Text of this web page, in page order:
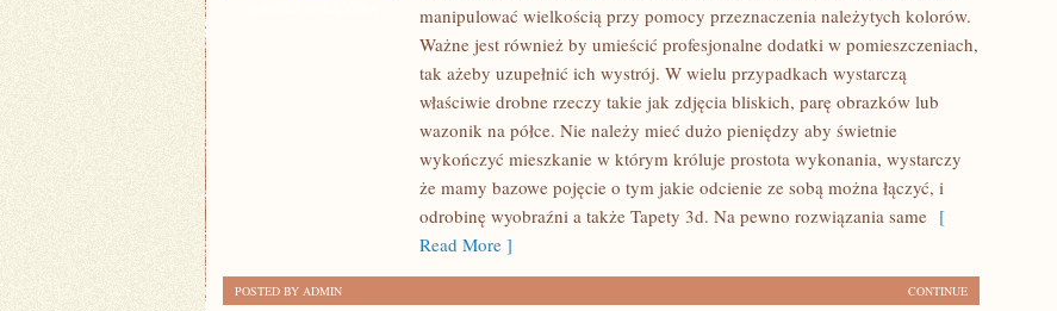
NIEZWYKLE
MAŁYCH
POWIERZCHNIACH
WOLNO
UMIEŚCIĆ
MIARODAJNE
manipulować wielkością przy pomocy przeznaczenia należytych kolorów.
Ważne jest również by umieścić profesjonalne dodatki w pomieszczeniach,
tak ażeby uzupełnić ich wystrój. W wielu przypadkach wystarczą
właściwie drobne rzeczy takie jak zdjęcia bliskich, parę obrazków lub
wazonik na półce. Nie należy mieć dużo pieniędzy aby świetnie
wykończyć mieszkanie w którym króluje prostota wykonania, wystarczy
że mamy bazowe pojęcie o tym jakie odcienie ze sobą można łączyć, i
odrobinę wyobraźni a także Tapety 3d. Na pewno rozwiązania same [
Read More ]
CONTINUE
POSTED BY ADMIN